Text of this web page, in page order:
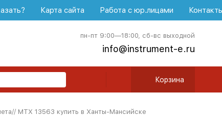
Карта сайта Работа с юр.лицами
пн-пт 9:00—18:00, сб-вс выходной
info@instrument-e.ru
Корзина
MTX 13563 купить в Ханты-Мансийске